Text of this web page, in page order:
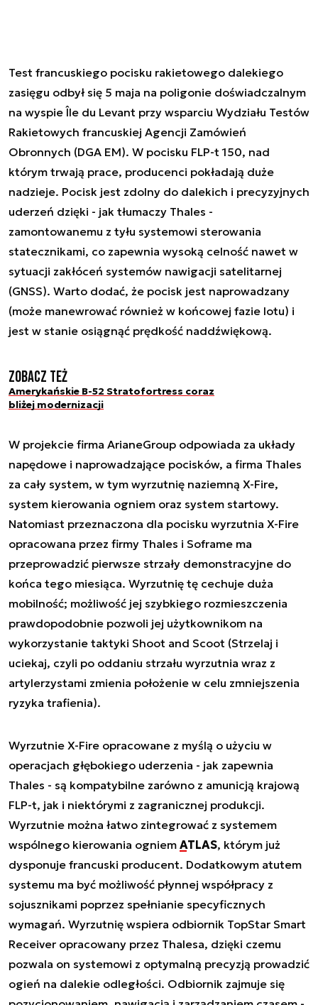
Test francuskiego pocisku rakietowego dalekiego
zasięgu odbył się 5 maja na poligonie doświadczalnym
na wyspie Île du Levant przy wsparciu Wydziału Testów
Rakietowych francuskiej Agencji Zamówień
Obronnych (DGA EM). W pocisku FLP-t 150, nad
którym trwają prace, producenci pokładają duże
nadzieje. Pocisk jest zdolny do dalekich i precyzyjnych
uderzeń dzięki - jak tłumaczy Thales -
zamontowanemu z tyłu systemowi sterowania
statecznikami, co zapewnia wysoką celność nawet w
sytuacji zakłóceń systemów nawigacji satelitarnej
(GNSS). Warto dodać, że pocisk jest naprowadzany
(może manewrować również w końcowej fazie lotu) i
jest w stanie osiągnąć prędkość naddźwiękową.
Zobacz też
Amerykańskie B-52 Stratofortress coraz
bliżej modernizacji
W projekcie firma ArianeGroup odpowiada za układy
napędowe i naprowadzające pocisków, a firma Thales
za cały system, w tym wyrzutnię naziemną X-Fire,
system kierowania ogniem oraz system startowy.
Natomiast przeznaczona dla pocisku wyrzutnia X-Fire
opracowana przez firmy Thales i Soframe ma
przeprowadzić pierwsze strzały demonstracyjne do
końca tego miesiąca. Wyrzutnię tę cechuje duża
mobilność; możliwość jej szybkiego rozmieszczenia
prawdopodobnie pozwoli jej użytkownikom na
wykorzystanie taktyki Shoot and Scoot (Strzelaj i
uciekaj, czyli po oddaniu strzału wyrzutnia wraz z
artylerzystami zmienia położenie w celu zmniejszenia
ryzyka trafienia).
Wyrzutnie X-Fire opracowane z myślą o użyciu w
operacjach głębokiego uderzenia - jak zapewnia
Thales - są kompatybilne zarówno z amunicją krajową
FLP-t, jak i niektórymi z zagranicznej produkcji.
Wyrzutnie można łatwo zintegrować z systemem
wspólnego kierowania ogniem ATLAS, którym już
dysponuje francuski producent. Dodatkowym atutem
systemu ma być możliwość płynnej współpracy z
sojusznikami poprzez spełnianie specyficznych
wymagań. Wyrzutnię wspiera odbiornik TopStar Smart
Receiver opracowany przez Thalesa, dzięki czemu
pozwala on systemowi z optymalną precyzją prowadzić
ogień na dalekie odległości. Odbiornik zajmuje się